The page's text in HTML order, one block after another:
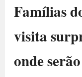
Famílias
visita
onde